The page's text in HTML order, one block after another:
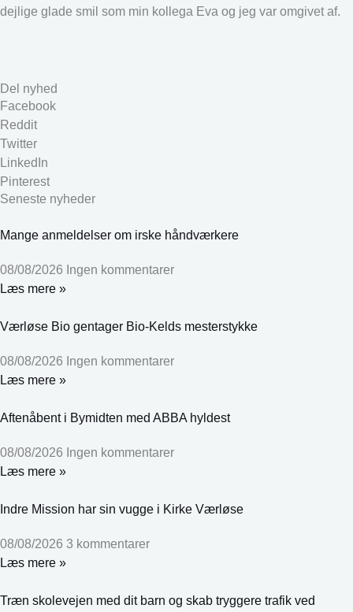
dejlige glade smil som min kollega Eva og jeg var omgivet af.
Del nyhed
Facebook
Reddit
Twitter
LinkedIn
Pinterest
Seneste nyheder
Mange anmeldelser om irske håndværkere
08/08/2026 Ingen kommentarer
Læs mere »
Værløse Bio gentager Bio-Kelds mesterstykke
08/08/2026 Ingen kommentarer
Læs mere »
Aftenåbent i Bymidten med ABBA hyldest
08/08/2026 Ingen kommentarer
Læs mere »
Indre Mission har sin vugge i Kirke Værløse
08/08/2026 3 kommentarer
Læs mere »
Træn skolevejen med dit barn og skab tryggere trafik ved